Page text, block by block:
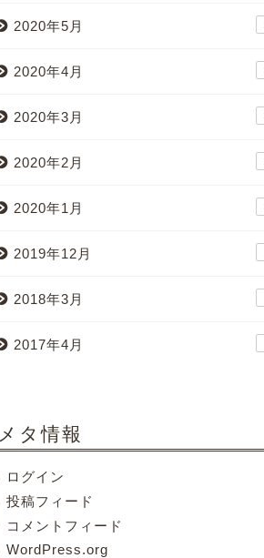
2020年5月
2020年4月
2020年3月
2020年2月
2020年1月
2019年12月
2018年3月
2017年4月
メタ情報
ログイン
投稿フィード
コメントフィード
WordPress.org